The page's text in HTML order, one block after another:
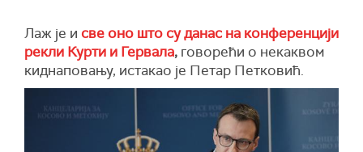
Лаж је и све оно што су данас на конференцији
рекли Курти и Гервала, говорећи о некаквом
киднаповању, истакао је Петар Петковић.